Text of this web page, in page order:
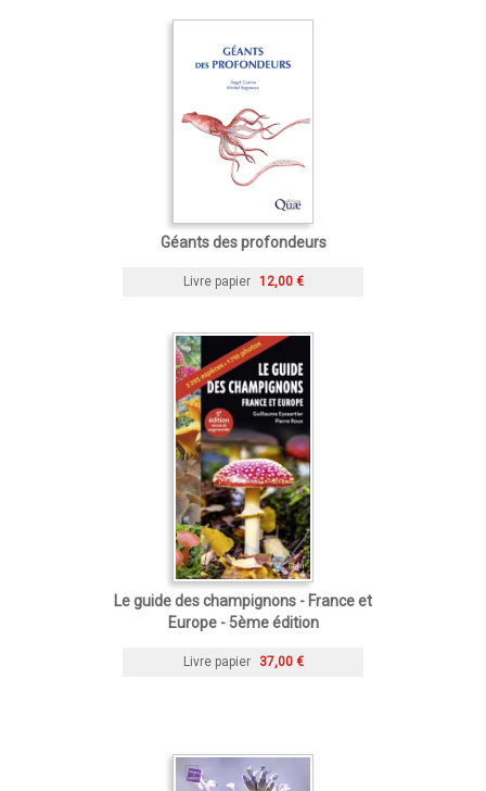
Géants des profondeurs
Livre papier 12,00 €
Le guide des champignons - France et
Europe - 5ème édition
Livre papier 37,00 €